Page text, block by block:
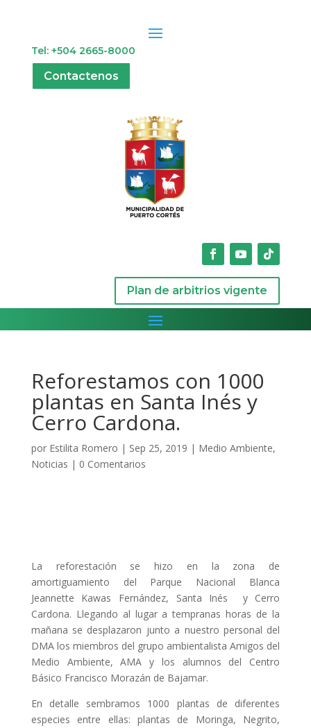
Tel: +504 2665-8000
Contactenos
Plan de arbitrios vigente
Reforestamos con 1000
plantas en Santa Inés y
Cerro Cardona.
por Estilita Romero | Sep 25, 2019 | Medio Ambiente,
Noticias | 0 Comentarios
La reforestación se hizo en la zona de
amortiguamiento del Parque Nacional Blanca
Jeannette Kawas Fernández, Santa Inés y Cerro
Cardona. Llegando al lugar a tempranas horas de la
mañana se desplazaron junto a nuestro personal del
DMA los miembros del grupo ambientalista Amigos del
Medio Ambiente, AMA y los alumnos del Centro
Básico Francisco Morazán de Bajamar.
En detalle sembramos 1000 plantas de diferentes
especies entre ellas: plantas de Moringa, Negrito,